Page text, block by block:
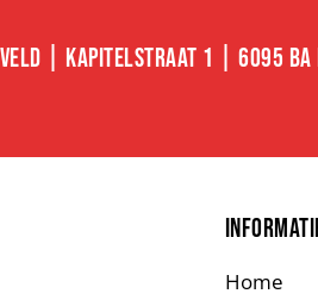
| KAPITELSTRAAT 1 | 6095 BA
Home